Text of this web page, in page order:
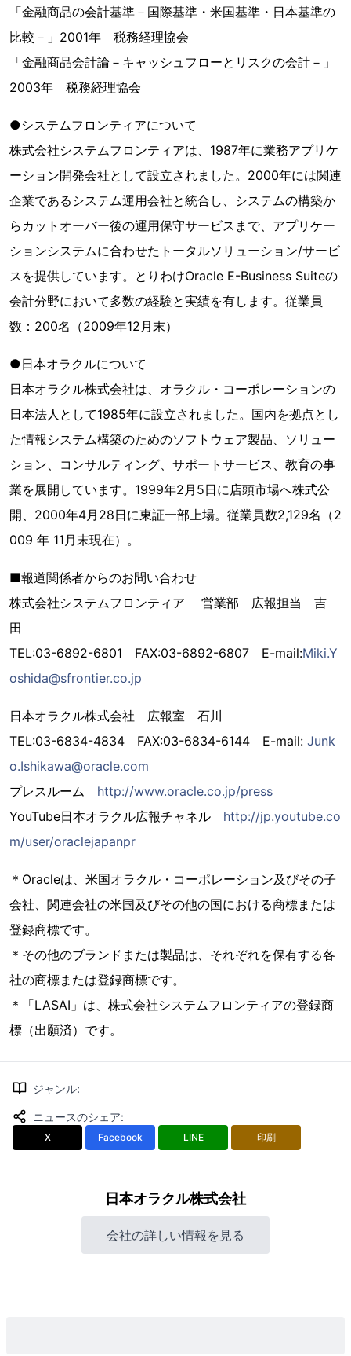
「金融商品の会計基準－国際基準・米国基準・日本基準の
比較－」2001年 税務経理協会
「金融商品会計論－キャッシュフローとリスクの会計－」
2003年 税務経理協会
●システムフロンティアについて
株式会社システムフロンティアは、1987年に業務アプリケ
ーション開発会社として設立されました。2000年には関連
企業であるシステム運用会社と統合し、システムの構築か
らカットオーバー後の運用保守サービスまで、アプリケー
ションシステムに合わせたトータルソリューション/サービ
スを提供しています。とりわけOracle E-Business Suiteの
会計分野において多数の経験と実績を有します。従業員
数：200名（2009年12月末）
●日本オラクルについて
日本オラクル株式会社は、オラクル・コーポレーションの
日本法人として1985年に設立されました。国内を拠点とし
た情報システム構築のためのソフトウェア製品、ソリュー
ション、コンサルティング、サポートサービス、教育の事
業を展開しています。1999年2月5日に店頭市場へ株式公
開、2000年4月28日に東証一部上場。従業員数2,129名（2
009 年 11月末現在）。
■報道関係者からのお問い合わせ
株式会社システムフロンティア 営業部 広報担当 吉
田
TEL:03-6892-6801 FAX:03-6892-6807 E-mail:Miki.Y
oshida@sfrontier.co.jp
日本オラクル株式会社 広報室 石川
TEL:03-6834-4834 FAX:03-6834-6144 E-mail: Junk
o.Ishikawa@oracle.com
プレスルーム http://www.oracle.co.jp/press
YouTube日本オラクル広報チャネル http://jp.youtube.co
m/user/oraclejapanpr
＊Oracleは、米国オラクル・コーポレーション及びその子
会社、関連会社の米国及びその他の国における商標または
登録商標です。
＊その他のブランドまたは製品は、それぞれを保有する各
社の商標または登録商標です。
＊「LASAI」は、株式会社システムフロンティアの登録商
標（出願済）です。
ジャンル:
ニュースのシェア:
X Facebook LINE 印刷
日本オラクル株式会社
会社の詳しい情報を見る